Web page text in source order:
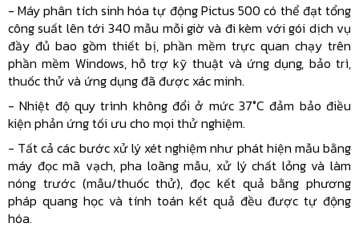
- Máy phân tích sinh hóa tự động Pictus 500 có thể đạt tổng
công suất lên tới 340 mẫu mỗi giờ và đi kèm với gói dịch vụ
đầy đủ bao gồm thiết bị, phần mềm trực quan chạy trên
phần mềm Windows, hỗ trợ kỹ thuật và ứng dụng, bảo trì,
thuốc thử và ứng dụng đã được xác minh.
- Nhiệt độ quy trình không đổi ở mức 37°C đảm bảo điều
kiện phản ứng tối ưu cho mọi thử nghiệm.
- Tất cả các bước xử lý xét nghiệm như phát hiện mẫu bằng
máy đọc mã vạch, pha loãng mẫu, xử lý chất lỏng và làm
nóng trước (mẫu/thuốc thử), đọc kết quả bằng phương
pháp quang học và tính toán kết quả đều được tự động
hóa.